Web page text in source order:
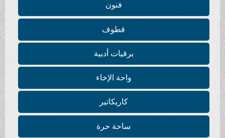
فنون
قطوف
برقيات أدبية
واحة الإخاء
كاريكاتير
ساحة حرة